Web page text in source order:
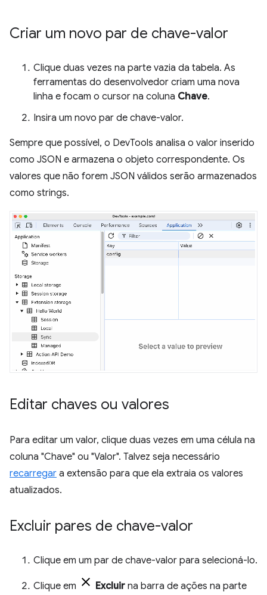
Criar um novo par de chave-valor
Clique duas vezes na parte vazia da tabela. As
ferramentas do desenvolvedor criam uma nova
linha e focam o cursor na coluna Chave.
Insira um novo par de chave-valor.
Sempre que possível, o DevTools analisa o valor inserido
como JSON e armazena o objeto correspondente. Os
valores que não forem JSON válidos serão armazenados
como strings.
Editar chaves ou valores
Para editar um valor, clique duas vezes em uma célula na
coluna "Chave" ou "Valor". Talvez seja necessário
recarregar a extensão para que ela extraia os valores
atualizados.
Excluir pares de chave-valor
Clique em um par de chave-valor para selecioná-lo.
Clique em Excluir na barra de ações na parte